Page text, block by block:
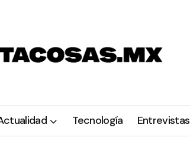
Tecnología Entrevistas